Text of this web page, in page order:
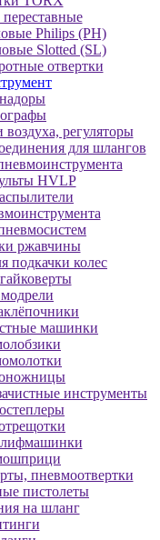
Philips (PH)
Slotted (SL)
отвертки
регуляторы
для шлангов
HVLP
ржавчины
подкачки колес
машинки
инструменты
пневмоотвертки
пистолеты
на шланг